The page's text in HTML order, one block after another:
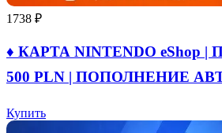
1738 ₽
♦️ КАРТА NINTENDO eShop |
500 PLN | ПОПОЛНЕНИЕ
Купить